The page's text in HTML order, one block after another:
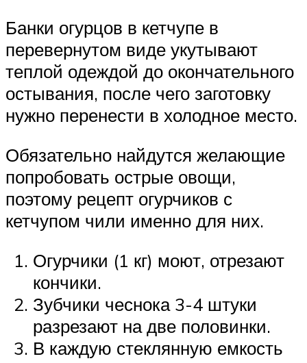
Банки огурцов в кетчупе в
перевернутом виде укутывают
теплой одеждой до окончательного
остывания, после чего заготовку
нужно перенести в холодное место.
Обязательно найдутся желающие
попробовать острые овощи,
поэтому рецепт огурчиков с
кетчупом чили именно для них.
Огурчики (1 кг) моют, отрезают
кончики.
Зубчики чеснока 3-4 штуки
разрезают на две половинки.
В каждую стеклянную емкость